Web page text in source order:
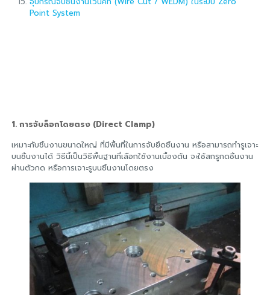
Point System
1.การจับล็อกโดยตรง (Direct Clamp)
เหมาะกับชิ้นงานขนาดใหญ่ ที่มีพื้นที่ในการจับยึดชิ้นงาน หรือสามารถทำรูเจาะ
บนชิ้นงานได้ วิธีนี้เป็นวิธีพื้นฐานที่เลือกใช้งานเบื้องต้น จะใช้สกรูกดชิ้นงาน
ผ่านตัวกด หรือการเจาะรูบนชิ้นงานโดยตรง